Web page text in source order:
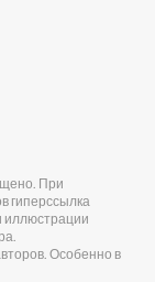
При
гиперссылка
иллюстрации
Особенно в